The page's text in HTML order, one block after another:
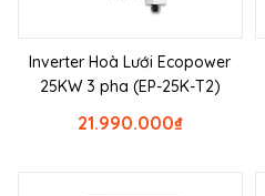
Inverter Hoà Lưới Ecopower
25KW 3 pha (EP-25K-T2)
₫
21.990.000